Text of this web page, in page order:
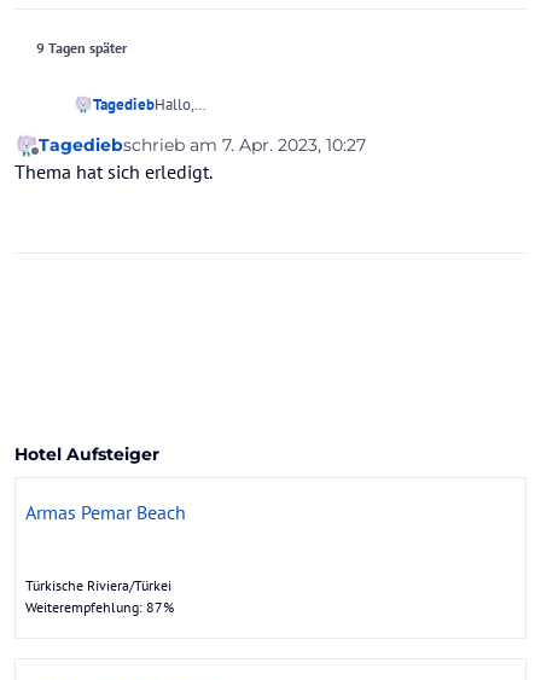
9 Tagen später
TagediebHallo,
für einen philippinischen Staatsbürger. Alle
Bedingungen für ein E-Visum sind erfüllt.
Offline
Tagediebschrieb am 7. Apr. 2023, 10:27
zuletzt editiert von
Thema hat sich erledigt.
Hotel Aufsteiger
Armas Pemar Beach
Türkische Riviera/Türkei
Weiterempfehlung: 87%